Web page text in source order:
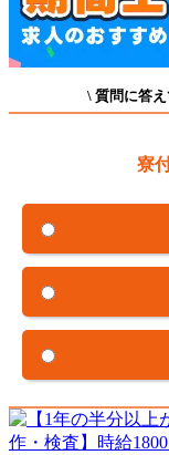
\ 質問に答え
寮